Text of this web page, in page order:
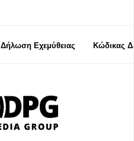
Δήλωση Εχεμύθειας Κώδικας